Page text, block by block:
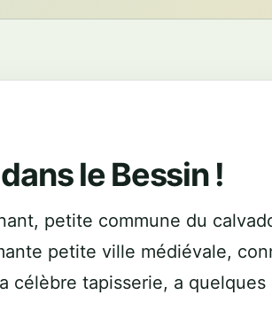
le Bessin !
petite commune du
petite ville médiévale,
célèbre tapisserie, a quelques